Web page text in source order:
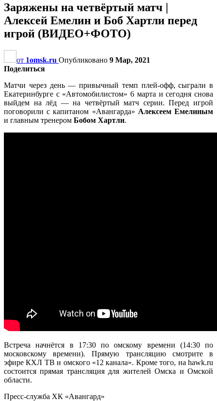
Заряжены на четвёртый матч |
Алексей Емелин и Боб Хартли перед
игрой (ВИДЕО+ФОТО)
от 1omsk.ru Опубликовано 9 Мар, 2021
Поделиться
Матчи через день — привычный темп плей-офф, сыграли в
Екатеринбурге с «Автомобилистом» 6 марта и сегодня снова
выйдем на лёд — на четвёртый матч серии. Перед игрой
поговорили с капитаном «Авангарда» Алексеем Емелиным
и главным тренером Бобом Хартли.
Встреча начнётся в 17:30 по омскому времени (14:30 по
московскому времени). Прямую трансляцию смотрите в
эфире КХЛ ТВ и омского «12 канала». Кроме того, на hawk.ru
состоится прямая трансляция для жителей Омска и Омской
области.
Пресс-служба ХК «Авангард»